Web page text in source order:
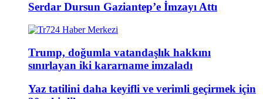
Serdar Dursun Gaziantep’e İmzayı Attı
Trump, doğumla vatandaşlık hakkını
sınırlayan iki kararname imzaladı
Yaz tatilini daha keyifli ve verimli geçirmek için